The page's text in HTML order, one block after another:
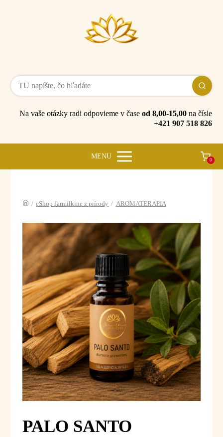
Na vaše otázky radi odpovieme v čase od 8,00-15,00na čísle
+421 907 518 826
MENU 0
/ eShop Jarmilkine z prírody / AROMATERAPIA
PALO SANTO